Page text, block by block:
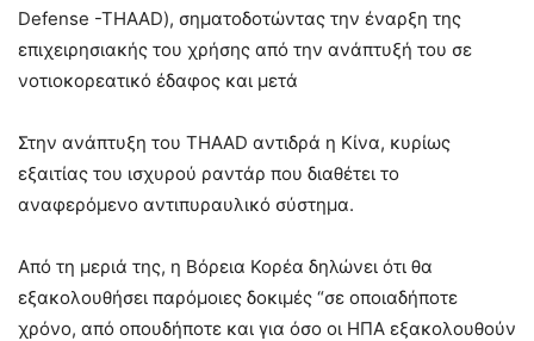
Defense -THAAD), σηματοδοτώντας την έναρξη της
επιχειρησιακής του χρήσης από την ανάπτυξή του σε
νοτιοκορεατικό έδαφος και μετά
Στην ανάπτυξη του THAAD αντιδρά η Κίνα, κυρίως
εξαιτίας του ισχυρού ραντάρ που διαθέτει το
αναφερόμενο αντιπυραυλικό σύστημα.
Από τη μεριά της, η Βόρεια Κορέα δηλώνει ότι θα
εξακολουθήσει παρόμοιες δοκιμές “σε οποιαδήποτε
χρόνο, από οπουδήποτε και για όσο οι ΗΠΑ εξακολουθούν